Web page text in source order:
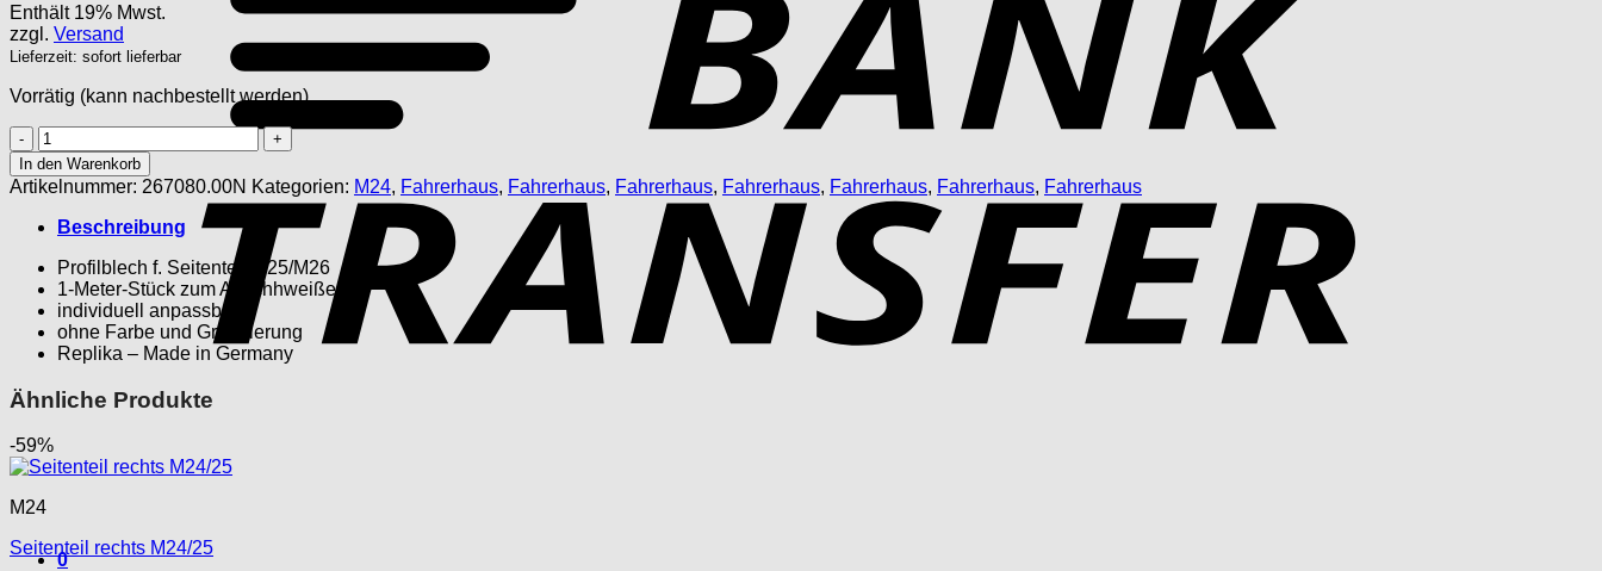
0
war:
120,55 €
ist:
Enthält 19% Mwst.
zzgl. Versand
Lieferzeit: sofort lieferbar
Vorrätig (kann nachbestellt werden)
Holm
für
Seitenteil
M25
u.
M26
Menge
In den Warenkorb
Artikelnummer: 267080.00N Kategorien: M24, Fahrerhaus, Fahrerhaus, Fahrerhaus, Fahrerhaus, Fahrerhaus, Fahrerhaus, Fahrerhaus
Beschreibung
Profilblech f. Seitenteil M25/M26
1-Meter-Stück zum Anschhweißen
individuell anpassbar
ohne Farbe und Grundierung
Replika – Made in Germany
Ähnliche Produkte
-59%
M24
Seitenteil rechts M24/25